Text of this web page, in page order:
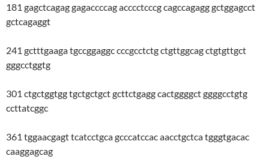
181 gagctcagag gagaccccag acccctcccg cagccagagg gctggagcct
gctcagaggt
241 gctttgaaga tgccggaggc cccgcctctg ctgttggcag ctgtgttgct
gggcctggtg
301 ctgctggtgg tgctgctgct gcttctgagg cactggggct ggggcctgtg
ccttatcggc
361 tggaacgagt tcatcctgca gcccatccac aacctgctca tgggtgacac
caaggagcag